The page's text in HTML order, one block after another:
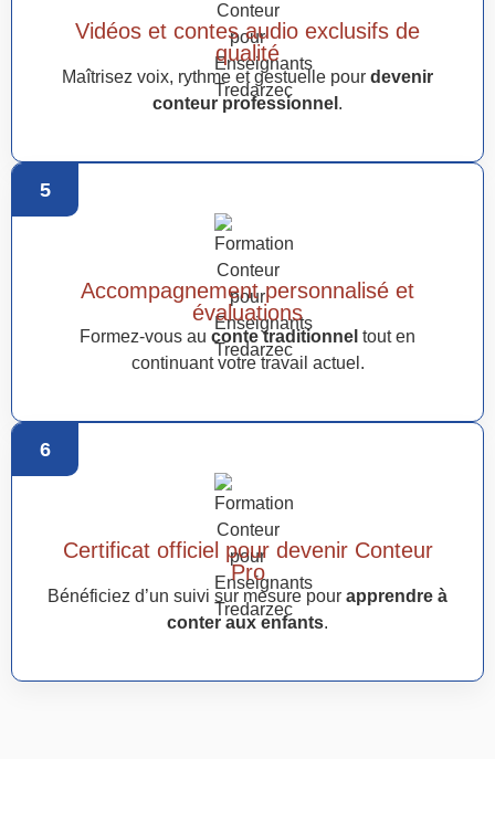
Vidéos et contes audio exclusifs de
qualité
Maîtrisez voix, rythme et gestuelle pour devenir
conteur professionnel .
5
Accompagnement personnalisé et
évaluations
Formez-vous au conte traditionnel tout en
continuant votre travail actuel.
6
Certificat officiel pour devenir Conteur
Pro
Bénéficiez d’un suivi sur mesure pour apprendre à
conter aux enfants.